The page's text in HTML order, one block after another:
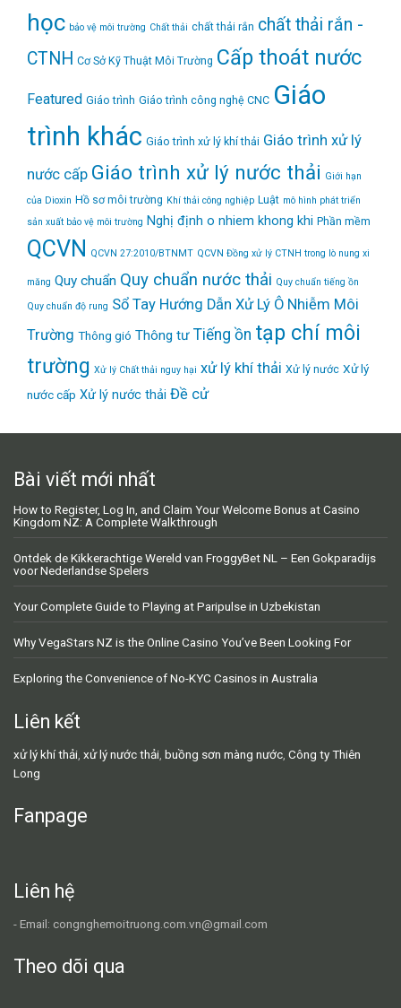
học bảo vệ môi trường Chất thải chất thải rắn chất thải rắn -
CTNH Cơ Sở Kỹ Thuật Môi Trường Cấp thoát nước
Featured Giáo trình Giáo trình công nghệ CNC Giáo
trình khác Giáo trình xử lý khí thải Giáo trình xử lý
nước cấp Giáo trình xử lý nước thải Giới hạn
của Dioxin Hồ sơ môi trường Khí thải công nghiệp Luật mô hình phát triển
sản xuất bảo vệ môi trường Nghị định o nhiem khong khi Phần mềm
QCVN QCVN 27:2010/BTNMT QCVN Đồng xử lý CTNH trong lò nung xi
măng Quy chuẩn Quy chuẩn nước thải Quy chuẩn tiếng ồn
Quy chuẩn độ rung Sổ Tay Hướng Dẫn Xử Lý Ô Nhiễm Môi
Trường Thông gió Thông tư Tiếng ồn tạp chí môi
trường Xử lý Chất thải nguy hại xử lý khí thải Xử lý nước Xử lý
nước cấp Xử lý nước thải Đề cử
Bài viết mới nhất
How to Register, Log In, and Claim Your Welcome Bonus at Casino
Kingdom NZ: A Complete Walkthrough
Ontdek de Kikkerachtige Wereld van FroggyBet NL – Een Gokparadijs
voor Nederlandse Spelers
Your Complete Guide to Playing at Paripulse in Uzbekistan
Why VegaStars NZ is the Online Casino You’ve Been Looking For
Exploring the Convenience of No-KYC Casinos in Australia
Liên kết
xử lý khí thải xử lý nước thải buồng sơn màng nước Công ty Thiên
Long
Fanpage
Liên hệ
- Email: congnghemoitruong.com.vn@gmail.com
Theo dõi qua